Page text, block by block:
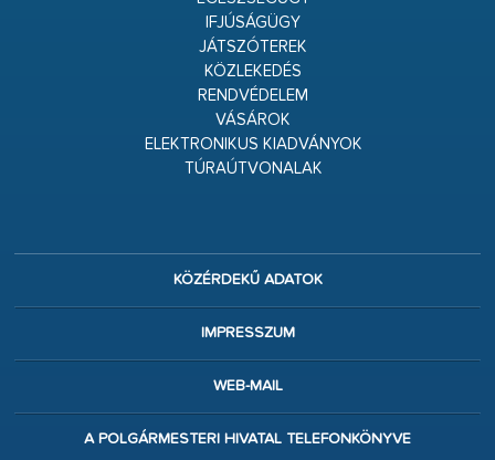
IFJÚSÁGÜGY
JÁTSZÓTEREK
KÖZLEKEDÉS
RENDVÉDELEM
VÁSÁROK
ELEKTRONIKUS KIADVÁNYOK
TÚRAÚTVONALAK
KÖZÉRDEKŰ ADATOK
IMPRESSZUM
WEB-MAIL
A POLGÁRMESTERI HIVATAL TELEFONKÖNYVE